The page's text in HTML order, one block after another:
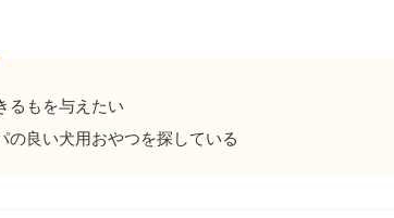
るもを与えたい
の良い犬用おやつを探している